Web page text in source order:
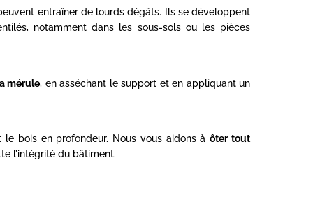
entraîner de lourds dégâts. Ils se développent
notamment dans les sous-sols ou les pièces
mérule, en asséchant le support et en appliquant un
le bois en profondeur. Nous vous aidons àôter tout
l’intégrité du bâtiment.